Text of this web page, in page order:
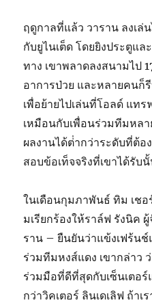
ฤดูกาลที่แล้ว วาราน ลงเล่
กับยูไนเต็ด โดยยิงประตูแ
ทาง เขาพลาดลงสนามไป
อาการป่วย และหลายคนก็
เพื่อย้ายไปเล่นที่โอลด์ แท
เหมือนกับเพื่อนร่วมทีมหล
ผลงานได้ต่ํากว่าระดับที่ต้อ
สอบข้อเท็จจริงที่เขาได้รับ
ในเดือนกุมภาพันธ์ ทิม เช
มเรียกร้องให้ราล์ฟ รังนิค
ราน – ยืนยันว่าแข้งเฟร้นช์
ร่วมทีมหงส์แดง เขากล่าว
ร่วมมือที่ดีที่สุดกับเซ็นเตอ
กว่าวิคเตอร์ ลินเดเลิฟ ถ้าเ